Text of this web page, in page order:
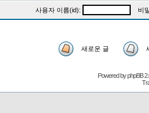
사용자 이름(id): 비
새로운 글
Powered byphpBB